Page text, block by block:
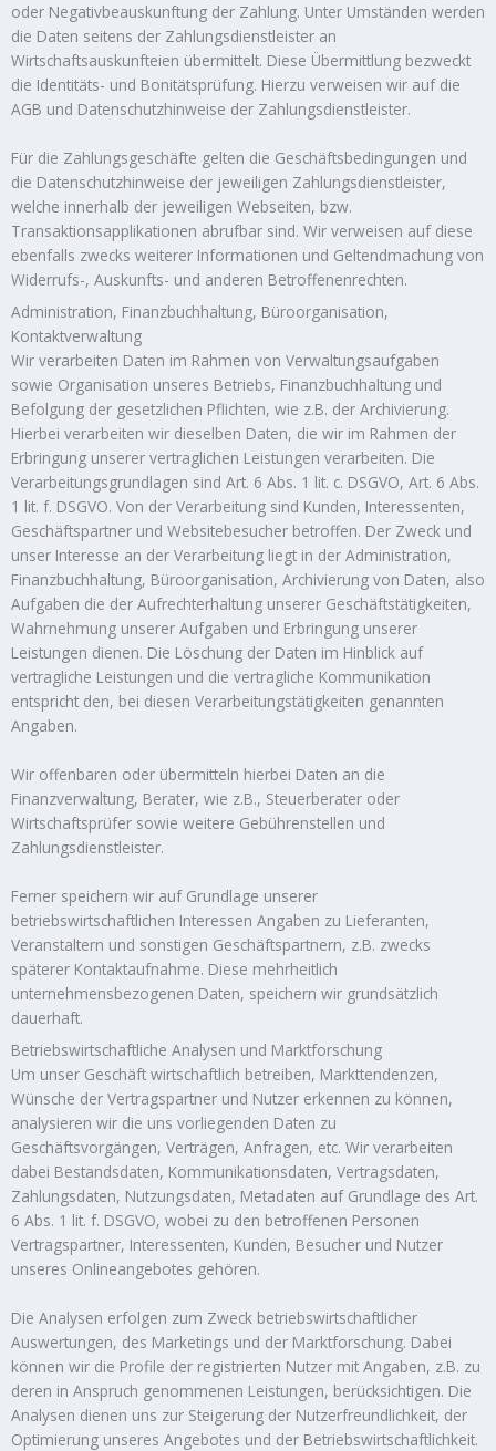
oder Negativbeauskunftung der Zahlung. Unter Umständen werden
die Daten seitens der Zahlungsdienstleister an
Wirtschaftsauskunfteien übermittelt. Diese Übermittlung bezweckt
die Identitäts- und Bonitätsprüfung. Hierzu verweisen wir auf die
AGB und Datenschutzhinweise der Zahlungsdienstleister.
Für die Zahlungsgeschäfte gelten die Geschäftsbedingungen und
die Datenschutzhinweise der jeweiligen Zahlungsdienstleister,
welche innerhalb der jeweiligen Webseiten, bzw.
Transaktionsapplikationen abrufbar sind. Wir verweisen auf diese
ebenfalls zwecks weiterer Informationen und Geltendmachung von
Widerrufs-, Auskunfts- und anderen Betroffenenrechten.
Administration, Finanzbuchhaltung, Büroorganisation,
Kontaktverwaltung
Wir verarbeiten Daten im Rahmen von Verwaltungsaufgaben
sowie Organisation unseres Betriebs, Finanzbuchhaltung und
Befolgung der gesetzlichen Pflichten, wie z.B. der Archivierung.
Hierbei verarbeiten wir dieselben Daten, die wir im Rahmen der
Erbringung unserer vertraglichen Leistungen verarbeiten. Die
Verarbeitungsgrundlagen sind Art. 6 Abs. 1 lit. c. DSGVO, Art. 6 Abs.
1 lit. f. DSGVO. Von der Verarbeitung sind Kunden, Interessenten,
Geschäftspartner und Websitebesucher betroffen. Der Zweck und
unser Interesse an der Verarbeitung liegt in der Administration,
Finanzbuchhaltung, Büroorganisation, Archivierung von Daten, also
Aufgaben die der Aufrechterhaltung unserer Geschäftstätigkeiten,
Wahrnehmung unserer Aufgaben und Erbringung unserer
Leistungen dienen. Die Löschung der Daten im Hinblick auf
vertragliche Leistungen und die vertragliche Kommunikation
entspricht den, bei diesen Verarbeitungstätigkeiten genannten
Angaben.
Wir offenbaren oder übermitteln hierbei Daten an die
Finanzverwaltung, Berater, wie z.B., Steuerberater oder
Wirtschaftsprüfer sowie weitere Gebührenstellen und
Zahlungsdienstleister.
Ferner speichern wir auf Grundlage unserer
betriebswirtschaftlichen Interessen Angaben zu Lieferanten,
Veranstaltern und sonstigen Geschäftspartnern, z.B. zwecks
späterer Kontaktaufnahme. Diese mehrheitlich
unternehmensbezogenen Daten, speichern wir grundsätzlich
dauerhaft.
Betriebswirtschaftliche Analysen und Marktforschung
Um unser Geschäft wirtschaftlich betreiben, Markttendenzen,
Wünsche der Vertragspartner und Nutzer erkennen zu können,
analysieren wir die uns vorliegenden Daten zu
Geschäftsvorgängen, Verträgen, Anfragen, etc. Wir verarbeiten
dabei Bestandsdaten, Kommunikationsdaten, Vertragsdaten,
Zahlungsdaten, Nutzungsdaten, Metadaten auf Grundlage des Art.
6 Abs. 1 lit. f. DSGVO, wobei zu den betroffenen Personen
Vertragspartner, Interessenten, Kunden, Besucher und Nutzer
unseres Onlineangebotes gehören.
Die Analysen erfolgen zum Zweck betriebswirtschaftlicher
Auswertungen, des Marketings und der Marktforschung. Dabei
können wir die Profile der registrierten Nutzer mit Angaben, z.B. zu
deren in Anspruch genommenen Leistungen, berücksichtigen. Die
Analysen dienen uns zur Steigerung der Nutzerfreundlichkeit, der
Optimierung unseres Angebotes und der Betriebswirtschaftlichkeit.